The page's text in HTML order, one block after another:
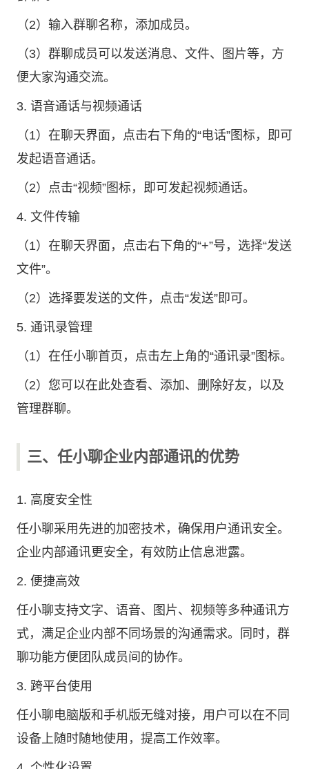
（2）输入群聊名称，添加成员。
（3）群聊成员可以发送消息、文件、图片等，方
便大家沟通交流。
3. 语音通话与视频通话
（1）在聊天界面，点击右下角的“电话”图标，即可
发起语音通话。
（2）点击“视频”图标，即可发起视频通话。
4. 文件传输
（1）在聊天界面，点击右下角的“+”号，选择“发送
文件”。
（2）选择要发送的文件，点击“发送”即可。
5. 通讯录管理
（1）在任小聊首页，点击左上角的“通讯录”图标。
（2）您可以在此处查看、添加、删除好友，以及
管理群聊。
三、任小聊企业内部通讯的优势
1. 高度安全性
任小聊采用先进的加密技术，确保用户通讯安全。
企业内部通讯更安全，有效防止信息泄露。
2. 便捷高效
任小聊支持文字、语音、图片、视频等多种通讯方
式，满足企业内部不同场景的沟通需求。同时，群
聊功能方便团队成员间的协作。
3. 跨平台使用
任小聊电脑版和手机版无缝对接，用户可以在不同
设备上随时随地使用，提高工作效率。